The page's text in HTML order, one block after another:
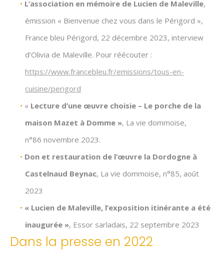
L’association en mémoire de Lucien de Maleville,
émission « Bienvenue chez vous dans le Périgord »,
France bleu Périgord, 22 décembre 2023, interview
d’Olivia de Maleville. Pour réécouter :
https://www.francebleu.fr/emissions/tous-en-
cuisine/perigord
« Lecture d’une œuvre choisie – Le porche de la
maison Mazet à Domme », La vie dommoise,
n°86 novembre 2023.
Don et restauration de l’œuvre la Dordogne à
Castelnaud Beynac, La vie dommoise, n°85, août
2023
« Lucien de Maleville, l’exposition itinérante a été
inaugurée », Essor sarladais, 22 septembre 2023
Dans la presse en 2022